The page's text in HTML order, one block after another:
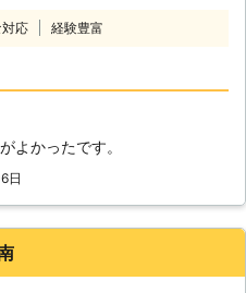
「株式会社クイックキャット」
ったからです。車のエンジンは
リー内の電気を利用して動きだ
やオーディオといった、電気を利
応 経験豊富
よかったです。
日